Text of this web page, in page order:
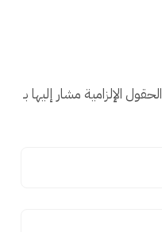
الحقول الإلزامية مشار إليها بـ